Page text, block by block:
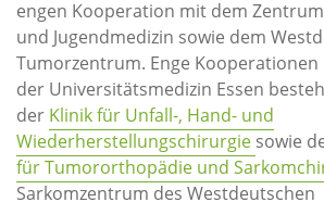
engen Kooperation mit dem
und Jugendmedizin sowie dem
Tumorzentrum. Enge
der Universitätsmedizin Essen
der Klinik für Unfall-, Hand- und
Wiederherstellungschirurgie sowie
für Tumororthopädie und
Sarkomzentrum des Westdeutschen